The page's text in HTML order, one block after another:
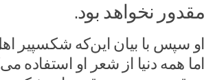
مقدور نخواهد بود.
او سپس با بیان این‌که شکسپیر
اما همه دنیا از شعر او استفاده